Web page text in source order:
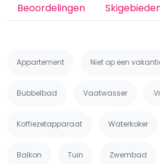
Beoordelingen
Appartement Niet op een
Bubbelbad Vaatwasser
Koffiezetapparaat Waterkoker
Balkon Tuin Zwembad